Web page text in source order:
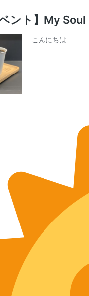
ベント】My
こんにちは